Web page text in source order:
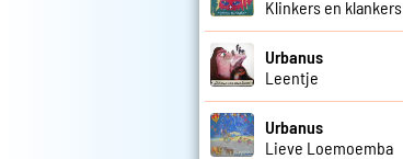
Klinkers en klankers
Urbanus
Leentje
Urbanus
Lieve Loemoemba